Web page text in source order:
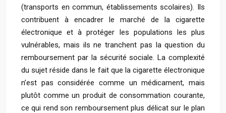
(transports en commun, établissements scolaires). Ils
contribuent à encadrer le marché de la cigarette
électronique et à protéger les populations les plus
vulnérables, mais ils ne tranchent pas la question du
remboursement par la sécurité sociale. La complexité
du sujet réside dans le fait que la cigarette électronique
n’est pas considérée comme un médicament, mais
plutôt comme un produit de consommation courante,
ce qui rend son remboursement plus délicat sur le plan